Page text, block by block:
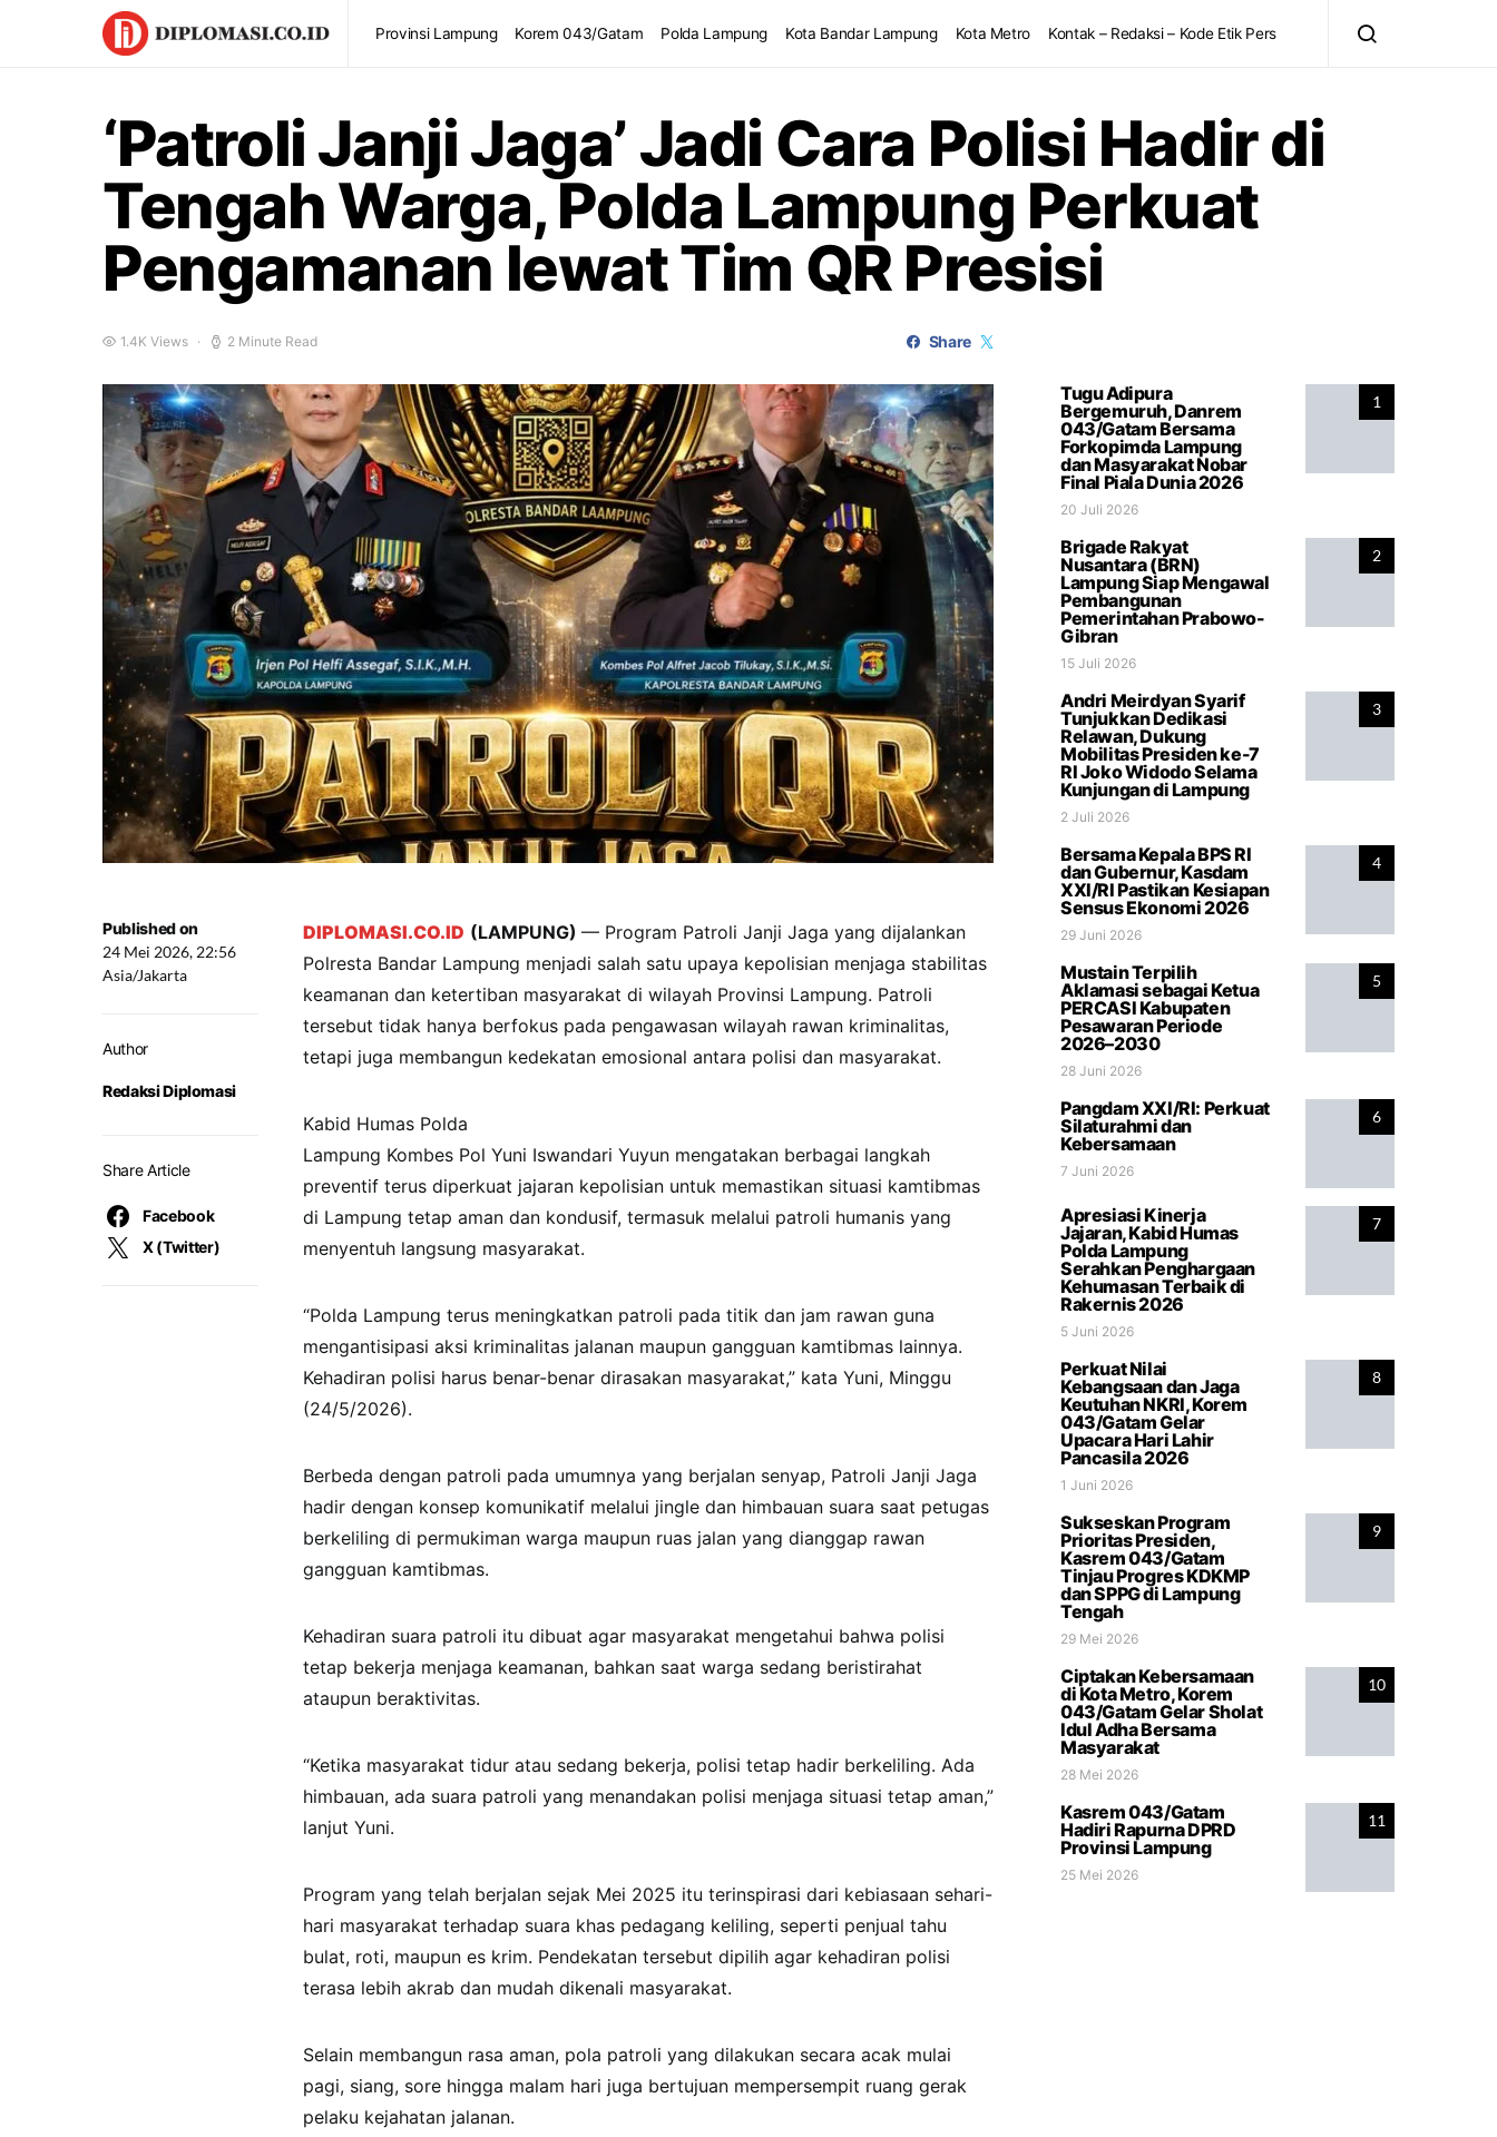
Provinsi Lampung Korem 043/Gatam Polda Lampung Kota Bandar Lampung Kota Metro Kontak – Redaksi – Kode Etik Pers
‘Patroli Janji Jaga’ Jadi Cara Polisi Hadir di
Tengah Warga, Polda Lampung Perkuat
Pengamanan lewat Tim QR Presisi
1.4K Views 2 Minute Read Share
Published on
24 Mei 2026, 22:56
Asia/Jakarta
Author
Redaksi Diplomasi
Share Article
Facebook
X (Twitter)
DIPLOMASI.CO.ID (LAMPUNG) — Program Patroli Janji Jaga yang dijalankan
Polresta Bandar Lampung menjadi salah satu upaya kepolisian menjaga stabilitas
keamanan dan ketertiban masyarakat di wilayah Provinsi Lampung. Patroli
tersebut tidak hanya berfokus pada pengawasan wilayah rawan kriminalitas,
tetapi juga membangun kedekatan emosional antara polisi dan masyarakat.
Kabid Humas Polda
Lampung Kombes Pol Yuni Iswandari Yuyun mengatakan berbagai langkah
preventif terus diperkuat jajaran kepolisian untuk memastikan situasi kamtibmas
di Lampung tetap aman dan kondusif, termasuk melalui patroli humanis yang
menyentuh langsung masyarakat.
“Polda Lampung terus meningkatkan patroli pada titik dan jam rawan guna
mengantisipasi aksi kriminalitas jalanan maupun gangguan kamtibmas lainnya.
Kehadiran polisi harus benar-benar dirasakan masyarakat,” kata Yuni, Minggu
(24/5/2026).
Berbeda dengan patroli pada umumnya yang berjalan senyap, Patroli Janji Jaga
hadir dengan konsep komunikatif melalui jingle dan himbauan suara saat petugas
berkeliling di permukiman warga maupun ruas jalan yang dianggap rawan
gangguan kamtibmas.
Kehadiran suara patroli itu dibuat agar masyarakat mengetahui bahwa polisi
tetap bekerja menjaga keamanan, bahkan saat warga sedang beristirahat
ataupun beraktivitas.
“Ketika masyarakat tidur atau sedang bekerja, polisi tetap hadir berkeliling. Ada
himbauan, ada suara patroli yang menandakan polisi menjaga situasi tetap aman,”
lanjut Yuni.
Program yang telah berjalan sejak Mei 2025 itu terinspirasi dari kebiasaan sehari-
hari masyarakat terhadap suara khas pedagang keliling, seperti penjual tahu
bulat, roti, maupun es krim. Pendekatan tersebut dipilih agar kehadiran polisi
terasa lebih akrab dan mudah dikenali masyarakat.
Selain membangun rasa aman, pola patroli yang dilakukan secara acak mulai
pagi, siang, sore hingga malam hari juga bertujuan mempersempit ruang gerak
pelaku kejahatan jalanan.
1
Tugu Adipura
Bergemuruh, Danrem
043/Gatam Bersama
Forkopimda Lampung
dan Masyarakat Nobar
Final Piala Dunia 2026
20 Juli 2026
2
Brigade Rakyat
Nusantara (BRN)
Lampung Siap Mengawal
Pembangunan
Pemerintahan Prabowo-
Gibran
15 Juli 2026
3
Andri Meirdyan Syarif
Tunjukkan Dedikasi
Relawan, Dukung
Mobilitas Presiden ke-7
RI Joko Widodo Selama
Kunjungan di Lampung
2 Juli 2026
4
Bersama Kepala BPS RI
dan Gubernur, Kasdam
XXI/RI Pastikan Kesiapan
Sensus Ekonomi 2026
29 Juni 2026
5
Mustain Terpilih
Aklamasi sebagai Ketua
PERCASI Kabupaten
Pesawaran Periode
2026–2030
28 Juni 2026
6
Pangdam XXI/RI: Perkuat
Silaturahmi dan
Kebersamaan
7 Juni 2026
7
Apresiasi Kinerja
Jajaran, Kabid Humas
Polda Lampung
Serahkan Penghargaan
Kehumasan Terbaik di
Rakernis 2026
5 Juni 2026
8
Perkuat Nilai
Kebangsaan dan Jaga
Keutuhan NKRI, Korem
043/Gatam Gelar
Upacara Hari Lahir
Pancasila 2026
1 Juni 2026
9
Sukseskan Program
Prioritas Presiden,
Kasrem 043/Gatam
Tinjau Progres KDKMP
dan SPPG di Lampung
Tengah
29 Mei 2026
10
Ciptakan Kebersamaan
di Kota Metro, Korem
043/Gatam Gelar Sholat
Idul Adha Bersama
Masyarakat
28 Mei 2026
11
Kasrem 043/Gatam
Hadiri Rapurna DPRD
Provinsi Lampung
25 Mei 2026